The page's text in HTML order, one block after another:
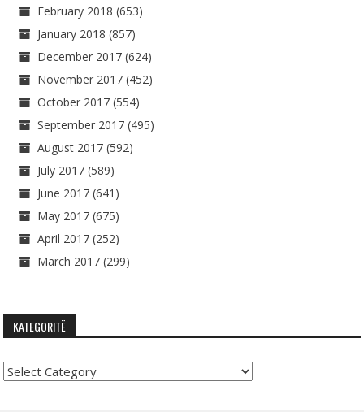
February 2018 (653)
January 2018 (857)
December 2017 (624)
November 2017 (452)
October 2017 (554)
September 2017 (495)
August 2017 (592)
July 2017 (589)
June 2017 (641)
May 2017 (675)
April 2017 (252)
March 2017 (299)
KATEGORITË
Kategoritë